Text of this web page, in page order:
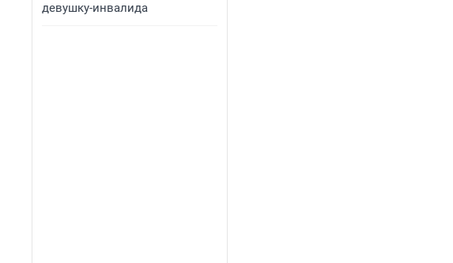
девушку-инвалида